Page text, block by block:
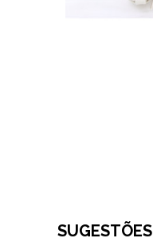
SUGESTÕES